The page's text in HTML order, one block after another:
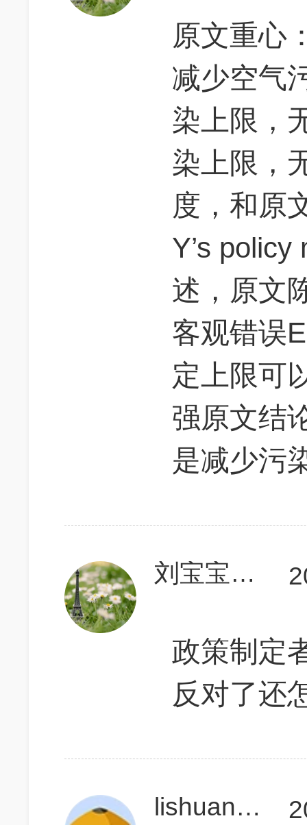
原文重心
减少空气
染上限，
染上限，
度，和原
Y’s
述，原文
客观错误
定上限可
强原文结
是减少污
刘宝宝vincent
政策制定
反对了还
lishuang600